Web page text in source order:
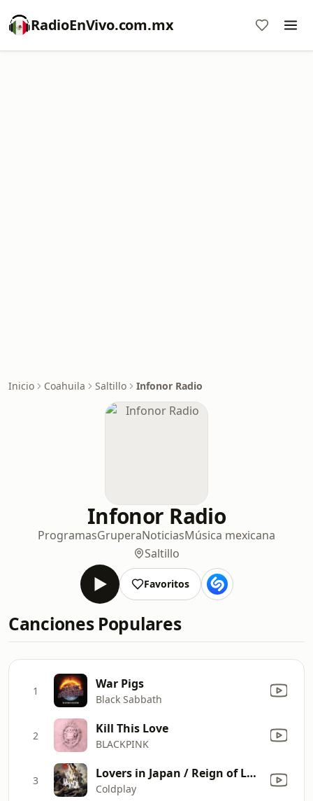
RadioEnVivo.com.mx
Inicio Coahuila Saltillo Infonor Radio
Infonor Radio
ProgramasGruperaNoticiasMúsica mexicana
Saltillo
Favoritos
Canciones Populares
1 War Pigs
Black Sabbath
2 Kill This Love
BLACKPINK
3 Lovers in Japan / Reign of Love
Coldplay